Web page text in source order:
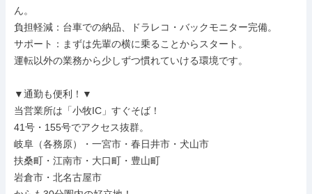
ん。
負担軽減：台車での納品、ドラレコ・バックモニター完備。
サポート：まずは先輩の横に乗ることからスタート。
運転以外の業務から少しずつ慣れていける環境です。
▼通勤も便利！▼
当営業所は「小牧IC」すぐそば！
41号・155号でアクセス抜群。
岐阜（各務原）・一宮市・春日井市・犬山市
扶桑町・江南市・大口町・豊山町
岩倉市・北名古屋市